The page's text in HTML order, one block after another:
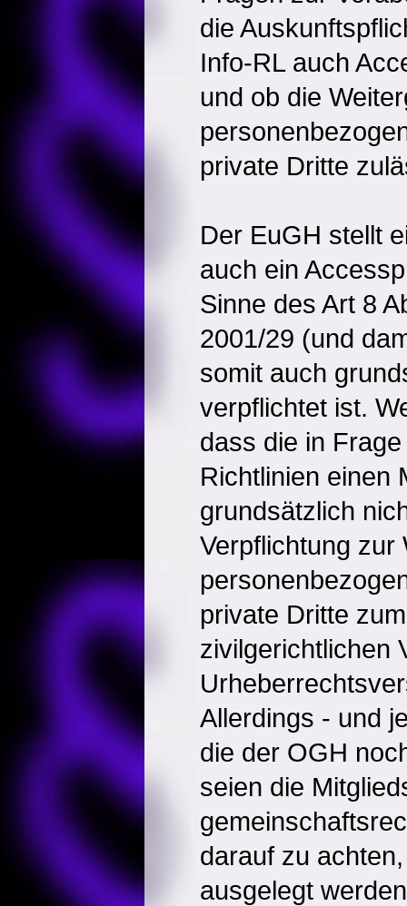
die
Info-RL auch
und ob die
private Dritte
Der EuGH stellt
auch ein
Sinne des Art 8
2001/29 (und
somit auch
verpflichtet ist.
dass die in
Richtlinien einen
grundsätzlich
Verpflichtung zur
private Dritte
zivilgerichtlichen
Allerdings - und
die der OGH
seien die
darauf zu
ausgelegt